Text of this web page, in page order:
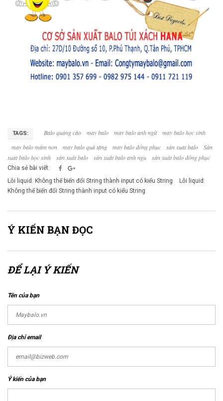
TAGS: Balo quảng cáo may balo may balo anh ngữ
may balo học sinh
may balo mầm non
may balo quà tặng may balo đồng phục sản xuat balo
Sản
xuat balo học sinh
sản xuất balo sản xuất balo anh ngu sản xuất balo đồng phục
Chia sẻ bài viết:
Lỗi liquid: Không thể biến đổi String thành input có kiểu String
Lỗi liquid:
Không thể biến đổi String thành input có kiểu String
Ý KIẾN BẠN ĐỌC
ĐỂ LẠI Ý KIẾN
Tên của bạn
Địa chỉ email
Ý kiến của bạn